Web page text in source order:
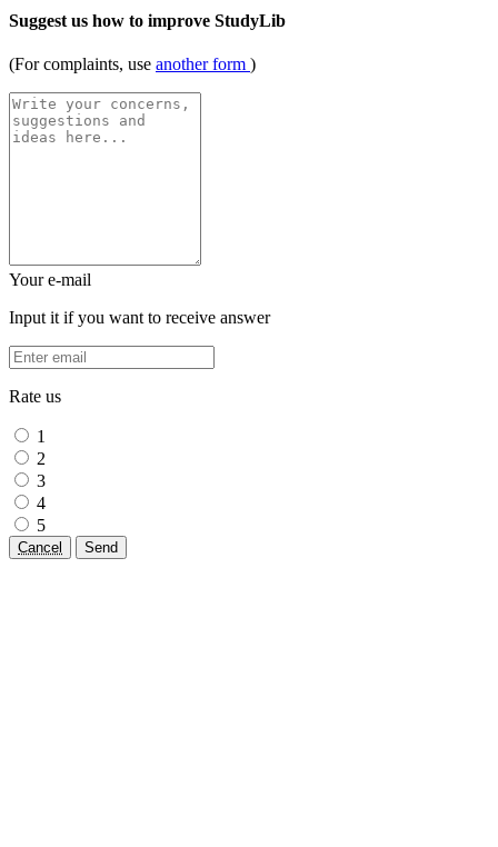
Suggest us how to improve StudyLib
(For complaints, use another form )
Your e-mail
Input it if you want to receive answer
Rate us
1
2
3
4
5
Cancel Send